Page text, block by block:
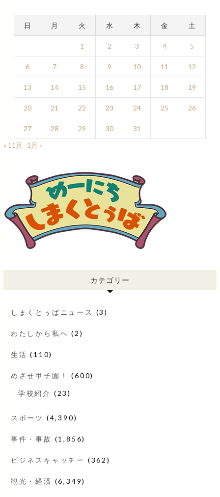
日 月 火 水 木 金 土
1 2 3 4 5
6 7 8 9 10 11 12
13 14 15 16 17 18 19
20 21 22 23 24 25 26
27 28 29 30
31
« 11月
1月 »
カテゴリー
しまくとぅばニュース (3)
わたしから私へ (2)
生活 (110)
めざせ甲子園！ (600)
学校紹介 (23)
スポーツ (4,390)
事件・事故 (1,856)
ビジネスキャッチー (362)
観光・経済 (6,349)